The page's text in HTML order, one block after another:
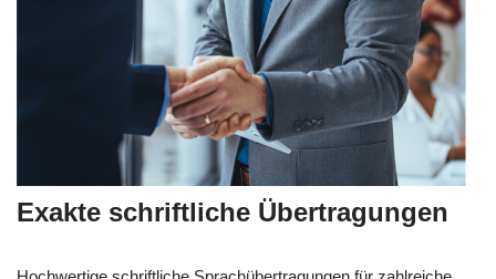
Exakte schriftliche Übertragungen